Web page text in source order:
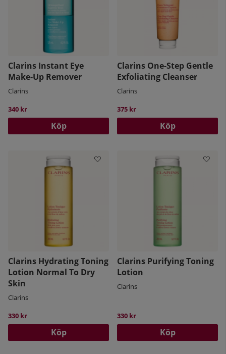
Clarins Instant Eye
Make-Up Remover
Clarins
340 kr
Köp
Clarins One-Step Gentle
Exfoliating Cleanser
Clarins
375 kr
Köp
Clarins Hydrating Toning
Lotion Normal To Dry
Skin
Clarins
330 kr
Köp
Clarins Purifying Toning
Lotion
Clarins
330 kr
Köp